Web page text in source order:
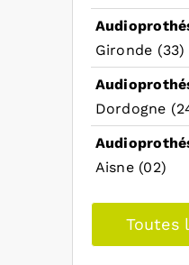
Gironde (33)
Dordogne
Aisne (02)
Toutes